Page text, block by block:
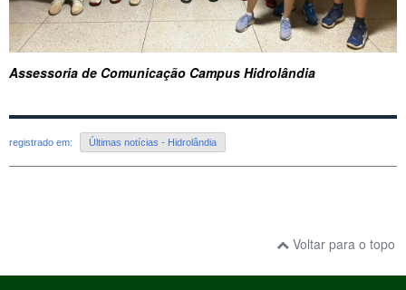
Assessoria de Comunicação Campus Hidrolândia
registrado em: Últimas notícias - Hidrolândia
Voltar para o topo